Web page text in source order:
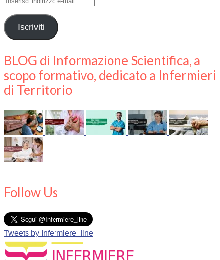
e-
mail Iscriviti
BLOG di Informazione Scientifica, a
scopo formativo, dedicato a Infermieri
di Territorio
Follow Us
Tweets by Infermiere_line